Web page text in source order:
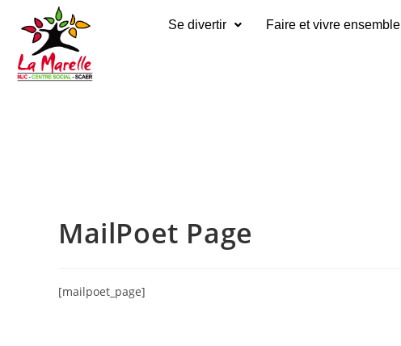
Se divertir Faire et vivre ensemble
MailPoet Page
[mailpoet_page]